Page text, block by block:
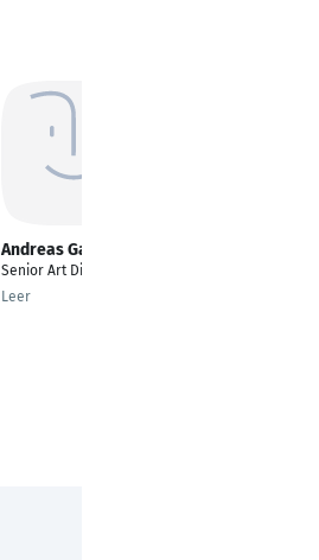
Andreas Garrels
Senior Art Director
Leer